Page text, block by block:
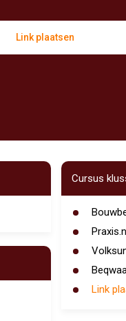
Link plaatsen
Cursus
Link